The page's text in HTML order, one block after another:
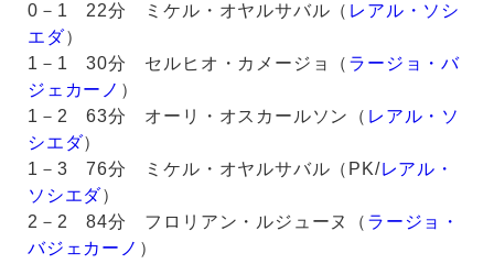
0－1 22分 ミケル・オヤルサバル（ レアル・ソシ
エダ）
1－1 30分 セルヒオ・カメージョ（ ラージョ・バ
ジェカーノ ）
1－2 63分 オーリ・オスカールソン（ レアル・ソ
シエダ）
1－3 76分 ミケル・オヤルサバル（PK/レアル・
ソシエダ）
2－2 84分 フロリアン・ルジューヌ（ ラージョ・
バジェカーノ ）